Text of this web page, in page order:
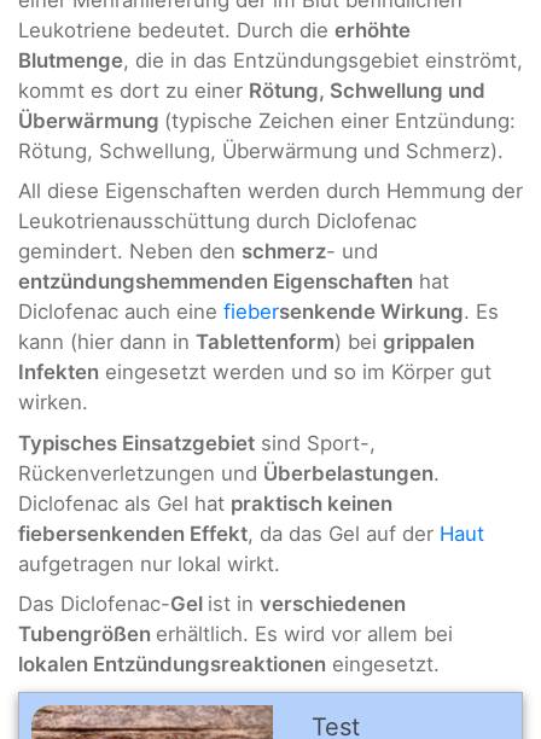
Leukotriene bedeutet. Durch die erhöhte
Blutmenge, die in das Entzündungsgebiet einströmt,
kommt es dort zu einer Rötung, Schwellung und
Überwärmung (typische Zeichen einer Entzündung:
Rötung, Schwellung, Überwärmung und Schmerz).
All diese Eigenschaften werden durch Hemmung der
Leukotrienausschüttung durch Diclofenac
gemindert. Neben den schmerz- und
entzündungshemmenden Eigenschaften hat
Diclofenac auch eine fiebersenkende Wirkung. Es
kann (hier dann in Tablettenform) bei grippalen
Infekten eingesetzt werden und so im Körper gut
wirken.
Typisches Einsatzgebiet sind Sport-,
Rückenverletzungen und Überbelastungen.
Diclofenac als Gel hat praktisch keinen
fiebersenkenden Effekt, da das Gel auf der Haut
aufgetragen nur lokal wirkt.
Das Diclofenac-Gel ist in verschiedenen
Tubengrößen erhältlich. Es wird vor allem bei
lokalen Entzündungsreaktionen eingesetzt.
Test